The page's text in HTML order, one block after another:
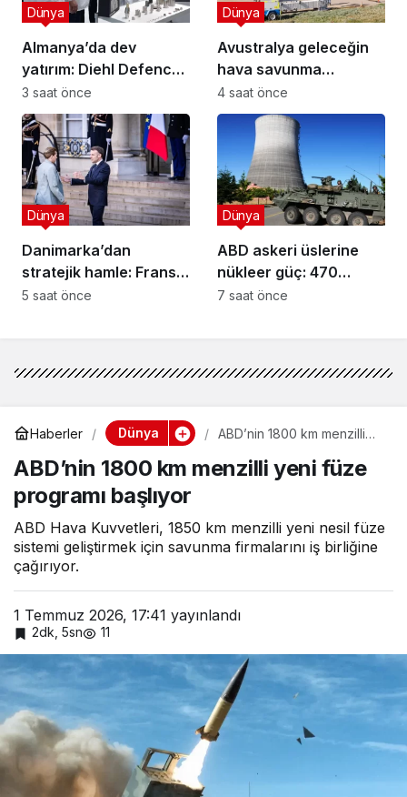
Almanya’da dev
yatırım: Diehl Defence
yeni batarya üretim
merkezini açtı!
Dünya
3 saat önce
Avustralya geleceğin
hava savunma
sistemini test etti
Dünya
4 saat önce
Danimarka’dan
stratejik hamle: Fransa
ile yeni savunma hattı!
Dünya
5 saat önce
ABD askeri üslerine
nükleer güç: 470
milyon dolarlık adım!
Dünya
7 saat önce
Haberler Dünya
ABD’nin 1800 km menzilli
ABD’nin 1800 km menzilli yeni füze
programı başlıyor
ABD Hava Kuvvetleri, 1850 km menzilli yeni nesil füze
sistemi geliştirmek için savunma firmalarını iş birliğine
çağırıyor.
1 Temmuz 2026, 17:41 yayınlandı
2dk, 5sn 11